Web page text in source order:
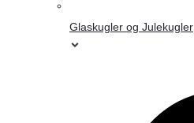
Glaskugler og Julekugler